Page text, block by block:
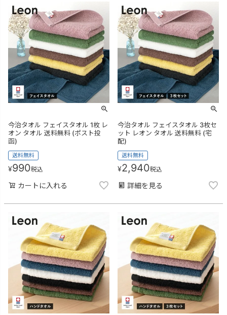
今治タオル フェイスタオル 1枚 レ
オン タオル 送料無料 (ポスト投
函)
送料無料
¥990税込
カートに入れる
今治タオル フェイスタオル 3枚セ
ット レオン タオル 送料無料 (宅
配)
送料無料
¥2,940税込
詳細を見る